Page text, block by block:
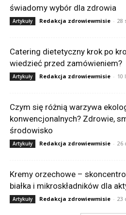
świadomy wybór dla zdrowia
Artykuły Redakcja zdrowiewmisie - 28
Catering dietetyczny krok po
wiedzieć przed zamówieniem?
Artykuły Redakcja zdrowiewmisie - 10
Czym się różnią warzywa
konwencjonalnych? Zdrowie,
środowisko
Artykuły Redakcja zdrowiewmisie - 26
Kremy orzechowe –
białka i mikroskładników dla
Artykuły Redakcja zdrowiewmisie - 23